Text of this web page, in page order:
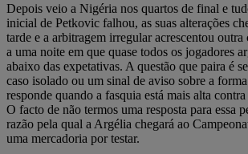
Depois veio a Nigéria nos quartos de final e
inicial de Petkovic falhou, as suas alterações
tarde e a arbitragem irregular acrescentou
a uma noite em que quase todos os jogadores
abaixo das expetativas. A questão que paira é
caso isolado ou um sinal de aviso sobre a
responde quando a fasquia está mais alta
O facto de não termos uma resposta para essa
razão pela qual a Argélia chegará ao
uma mercadoria por testar.